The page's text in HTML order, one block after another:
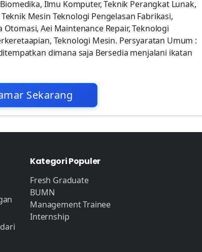
Ilmu Komputer, Teknik Perangkat Lunak,
Mesin Teknologi Pengelasan Fabrikasi,
Aei Maintenance Repair, Teknologi
Teknologi Mesin. Persyaratan Umum :
dimana saja Bersedia menjalani ikatan
Sekarang
Kategori Populer
Fresh Graduate
BUMN
Management Trainee
Internship